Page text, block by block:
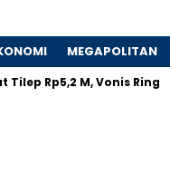
MEGAPOLITAN
Rp5,2 M, Vonis Ringan